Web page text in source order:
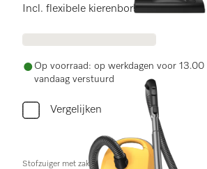
Incl. flexibele kierenborstel
Op voorraad: op werkdagen voor 13.00
vandaag verstuurd
Vergelijken
Stofzuiger met zak